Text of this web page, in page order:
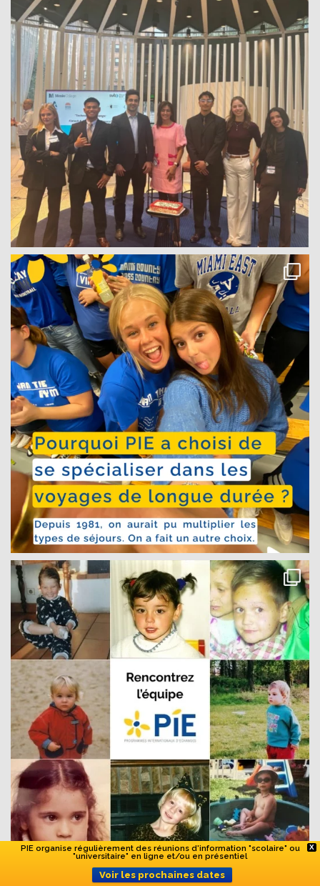
X
PIE organise régulièrement des réunions d'information "scolaire" ou
"universitaire" en ligne et/ou en présentiel
Voir les prochaines dates